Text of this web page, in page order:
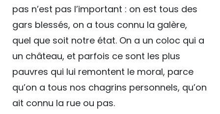
pas n’est pas l’important : on est tous des
gars blessés, on a tous connu la galère,
quel que soit notre état. On a un coloc qui a
un château, et parfois ce sont les plus
pauvres qui lui remontent le moral, parce
qu’on a tous nos chagrins personnels, qu’on
ait connu la rue ou pas.